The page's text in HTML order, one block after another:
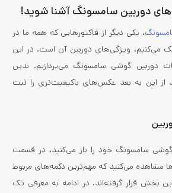
دوربین سامسونگ آشنا شوید!
، یکی دیگر از فاکتورهایی که همه ما در
می‌کنیم، ویژگی‌های دوربین آن است. در این
دوربین گوشی‌ سامسونگ می‌پردازیم. بدین
از این به بعد عکس‌های باکیفیت‌تری را ثبت
گوشی سامسونگ خود را باز می‌کنید، در قسمت
مشاهده می‌کنید که مهم‌ترین دکمه‌های مربوط
بخش قرار گرفته‌اند. در ادامه به معرفی تک